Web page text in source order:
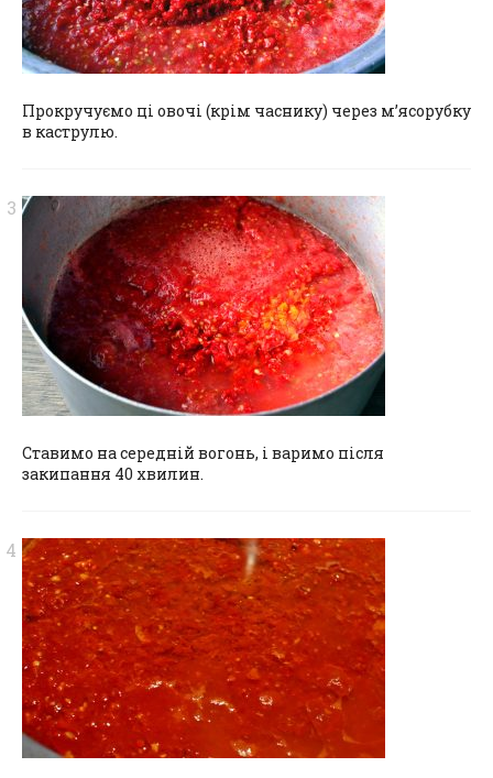
Прокручуємо ці овочі (крім часнику) через м’ясорубку
в каструлю.
Ставимо на середній вогонь, і варимо після
закипання 40 хвилин.